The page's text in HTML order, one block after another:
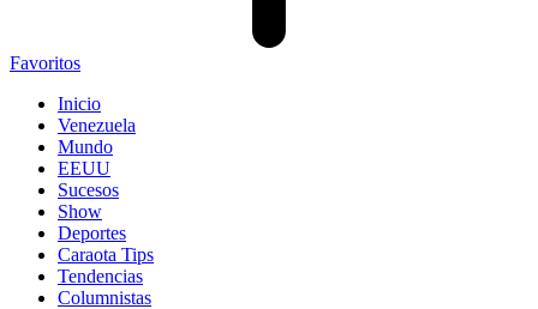
Favoritos
Inicio
Venezuela
Mundo
EEUU
Sucesos
Show
Deportes
Caraota Tips
Tendencias
Columnistas